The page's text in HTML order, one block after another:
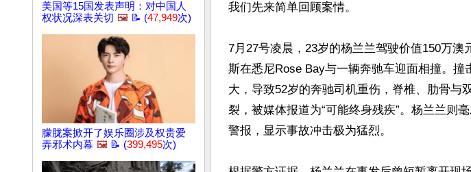
美国等15国发表声明：对中国人
权状况深表关切 🖼️ 📝 (47,949次)
朦胧案掀开了娱乐圈涉及权贵爱
弄邪术内幕 🖼️ 📝 (399,495次)
我们先来简单回顾案情。
7月27号凌晨，23岁的杨兰兰驾驶价值150万澳
斯在悉尼Rose Bay与一辆奔驰车迎面相撞。撞
大，导致52岁的奔驰司机重伤，脊椎、肋骨与
裂，被媒体报道为“可能终身残疾”。杨兰兰则
警报，显示事故冲击极为猛烈。